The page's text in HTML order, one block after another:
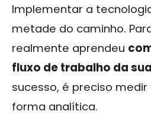
Implementar a
metade do caminho.
realmente aprendeu
fluxo de trabalho da
sucesso, é preciso
forma analítica.